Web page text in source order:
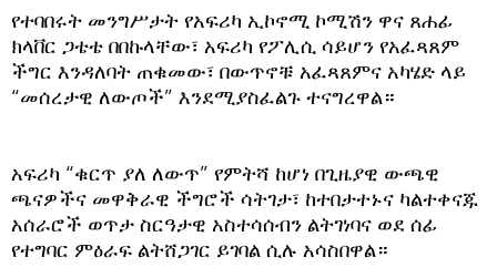
የተባበሩት መንግሥታት የአፍሪካ ኢኮኖሚ ኮሚሽን ዋና ጸሐፊ
ክላቨር ጋቴቴ በበኩላቸው፣ አፍሪካ የፖሊሲ ሳይሆን የአፈጻጸም
ችግር እንዳለባት ጠቁመው፣ በውጥኖቹ አፈጻጸምና አካሄድ ላይ
“መሰረታዊ ለውጦች” እንደሚያስፈልጉ ተናግረዋል።
አፍሪካ “ቁርጥ ያለ ለውጥ” የምትሻ ከሆነ በጊዜያዊ ውጫዊ
ጫናዎችና መዋቅራዊ ችግሮች ሳትገታ፣ ከተበታተኑና ካልተቀናጁ
አሰራሮች ወጥታ ስርዓታዊ አስተሳሰብን ልትገነባና ወደ ሰፊ
የተግባር ምዕራፍ ልትሸጋገር ይገባል ሲሉ አሳስበዋል።